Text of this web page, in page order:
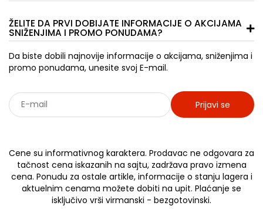
ŽELITE DA PRVI DOBIJATE INFORMACIJE O AKCIJAMA
SNIŽENJIMA I PROMO PONUDAMA?
Da biste dobili najnovije informacije o akcijama, sniženjima i
promo ponudama, unesite svoj E-mail.
Prijavi se
Cene su informativnog karaktera. Prodavac ne odgovara za
tačnost cena iskazanih na sajtu, zadržava pravo izmena
cena. Ponudu za ostale artikle, informacije o stanju lagera i
aktuelnim cenama možete dobiti na upit. Plaćanje se
isključivo vrši virmanski - bezgotovinski.